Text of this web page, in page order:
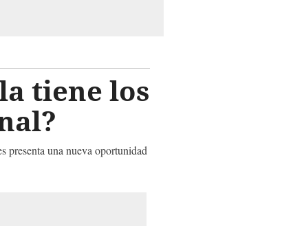
tiene los
presenta una nueva oportunidad